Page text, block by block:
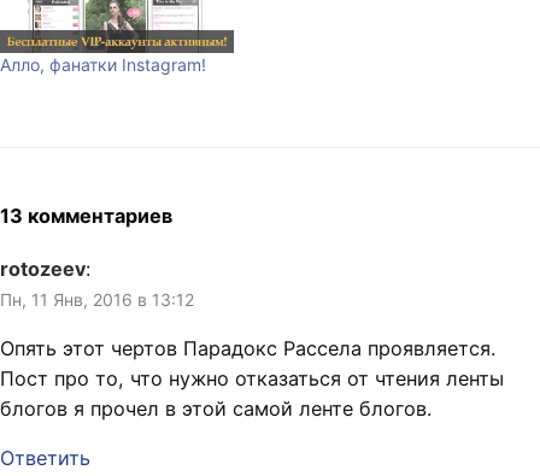
Алло, фанатки Instagram!
13 комментариев
rotozeev:
Пн, 11 Янв, 2016 в 13:12
Опять этот чертов Парадокс Рассела проявляется.
Пост про то, что нужно отказаться от чтения ленты
блогов я прочел в этой самой ленте блогов.
Ответить